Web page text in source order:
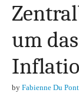
&
um
by Fabienne Du Pont